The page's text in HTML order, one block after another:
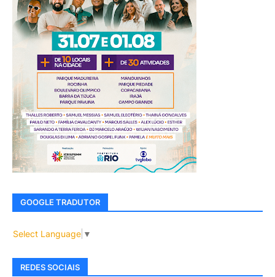
GOOGLE TRADUTOR
Select Language ▼
REDES SOCIAIS